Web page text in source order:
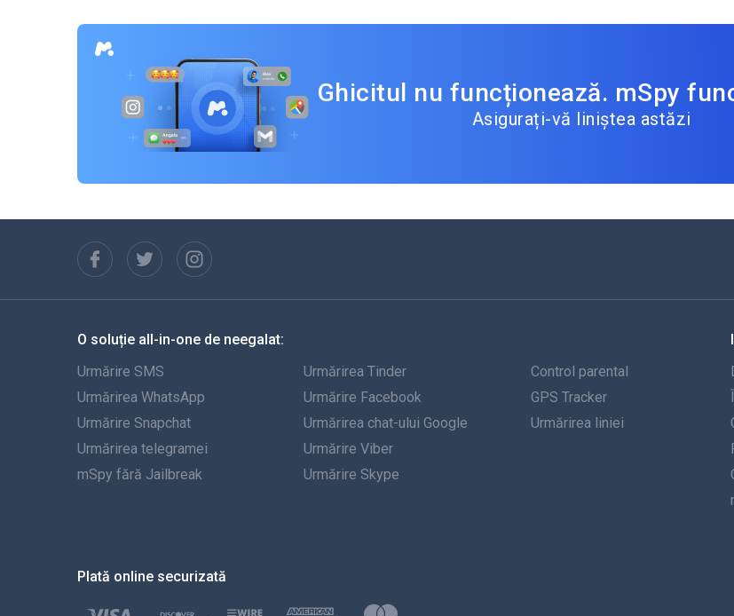
Ghicitul nu funcționează. mSpy
Asigurați-vă liniștea astăzi
O soluție all-in-one de neegalat:
Urmărire SMS
Urmărirea WhatsApp
Urmărire Snapchat
Urmărirea telegramei
mSpy fără Jailbreak
Urmărirea Tinder
Urmărire Facebook
Urmărirea chat-ului Google
Urmărire Viber
Urmărire Skype
Control parental
GPS Tracker
Urmărirea liniei
Plată online securizată